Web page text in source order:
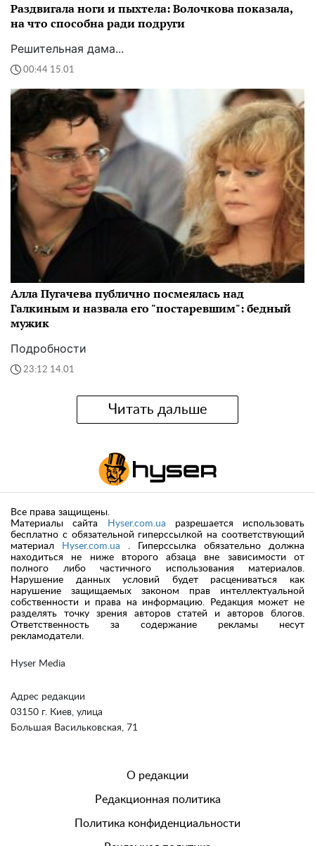
Раздвигала ноги и пыхтела: Волочкова показала,
на что способна ради подруги
Решительная дама...
00:44 15.01
Алла Пугачева публично посмеялась над
Галкиным и назвала его "постаревшим": бедный
мужик
Подробности
23:12 14.01
Читать дальше
Hyser Media
Адрес редакции
03150 г. Киев, улица
Большая Васильковская, 71
Все права защищены.
Материалы сайта
Hyser.com.ua разрешается использовать
бесплатно с обязательной гиперссылкой на соответствующий
материал
Hyser.com.ua . Гиперссылка обязательно должна
находиться не ниже второго абзаца вне зависимости от
полного либо частичного использования материалов.
Нарушение данных условий будет расцениваться как
нарушение защищаемых законом прав интеллектуальной
собственности и права на информацию. Редакция может не
разделять точку зрения авторов статей и авторов блогов.
Ответственность за содержание рекламы несут
рекламодатели.
О редакции
Редакционная политика
Политика конфиденциальности